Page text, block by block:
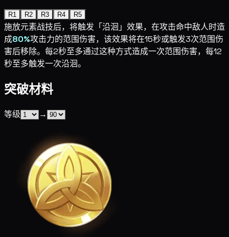
R1 R2 R3 R4 R5
施放元素战技后，将触发「沿洄」效果，在攻击命中敌人时造
成80%攻击力的范围伤害，该效果将在15秒或触发3次范围伤
害后移除。每2秒至多通过这种方式造成一次范围伤害，每12
秒至多触发一次沿洄。
突破材料
等级 →